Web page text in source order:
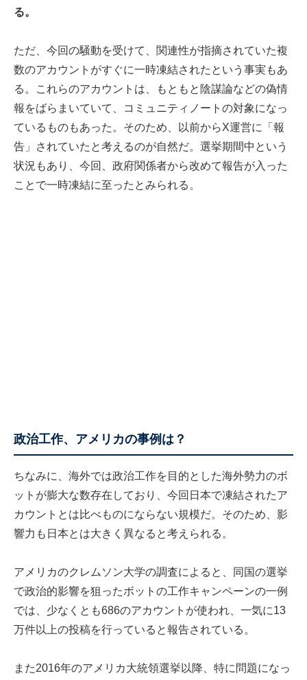
る。
ただ、今回の騒動を受けて、関連性が指摘されていた複
数のアカウントがすぐに一時凍結されたという事実もあ
る。これらのアカウントは、もともと陰謀論などの偽情
報をばらまいていて、コミュニティノートの対象になっ
ているものもあった。そのため、以前からX運営に「報
告」されていたと考えるのが自然だ。選挙期間中という
状況もあり、今回、政府関係者から改めて報告が入った
ことで一時凍結に至ったとみられる。
政治工作、アメリカの事例は？
ちなみに、海外では政治工作を目的とした海外勢力のボ
ットが膨大な数存在しており、今回日本で凍結されたア
カウントとは比べものにならない規模だ。そのため、影
響力も日本とは大きく異なると考えられる。
アメリカのクレムソン大学の調査によると、同国の選挙
で政治的影響を狙ったボットの工作キャンペーンの一例
では、少なくとも686のアカウントが使われ、一気に13
万件以上の投稿を行っていると報告されている。
また2016年のアメリカ大統領選挙以降、特に問題になっ